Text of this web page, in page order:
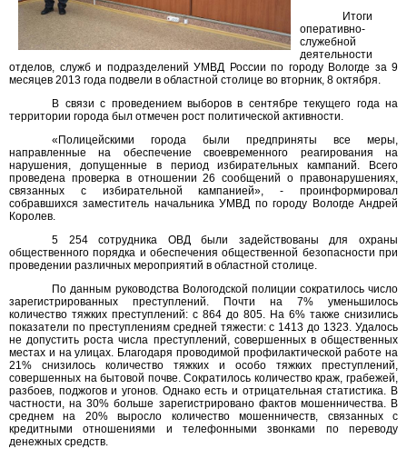
Итоги
оперативно-
служебной
деятельности
отделов, служб и подразделений УМВД России по городу Вологде за 9
месяцев 2013 года подвели в областной столице во вторник, 8 октября.
В связи с проведением выборов в сентябре текущего года на
территории города был отмечен рост политической активности.
«Полицейскими города были предприняты все меры,
направленные на обеспечение своевременного реагирования на
нарушения, допущенные в период избирательных кампаний. Всего
проведена проверка в отношении 26 сообщений о правонарушениях,
связанных с избирательной кампанией», - проинформировал
собравшихся заместитель начальника УМВД по городу Вологде Андрей
Королев.
5 254 сотрудника ОВД были задействованы для охраны
общественного порядка и обеспечения общественной безопасности при
проведении различных мероприятий в областной столице.
По данным руководства Вологодской полиции сократилось число
зарегистрированных преступлений. Почти на 7% уменьшилось
количество тяжких преступлений: с 864 до 805. На 6% также снизились
показатели по преступлениям средней тяжести: с 1413 до 1323. Удалось
не допустить роста числа преступлений, совершенных в общественных
местах и на улицах. Благодаря проводимой профилактической работе на
21% снизилось количество тяжких и особо тяжких преступлений,
совершенных на бытовой почве. Сократилось количество краж, грабежей,
разбоев, поджогов и угонов. Однако есть и отрицательная статистика. В
частности, на 30% больше зарегистрировано фактов мошенничества. В
среднем на 20% выросло количество мошенничеств, связанных с
кредитными отношениями и телефонными звонками по переводу
денежных средств.